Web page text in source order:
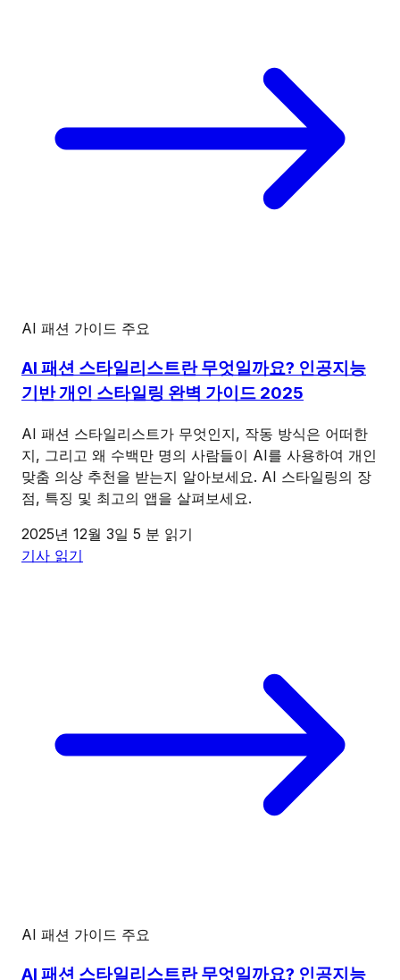
AI 패션 가이드 주요
AI 패션 스타일리스트란 무엇일까요? 인공지능
기반 개인 스타일링 완벽 가이드 2025
AI 패션 스타일리스트가 무엇인지, 작동 방식은 어떠한
지, 그리고 왜 수백만 명의 사람들이 AI를 사용하여 개인
맞춤 의상 추천을 받는지 알아보세요. AI 스타일링의 장
점, 특징 및 최고의 앱을 살펴보세요.
2025년 12월 3일 5 분 읽기
기사 읽기
AI 패션 가이드 주요
AI 패션 스타일리스트란 무엇일까요? 인공지능